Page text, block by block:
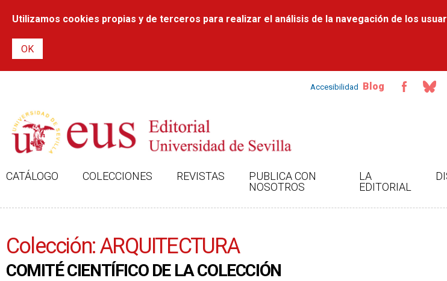
contenido
Utilizamos cookies propias y de terceros para realizar el análisis de la navegación de los
Accesibilidad Blog
CATÁLOGO COLECCIONES REVISTAS
PUBLICA CON
NOSOTROS
LA
EDITORIAL
Colección: ARQUITECTURA
COMITÉ CIENTÍFICO DE LA COLECCIÓN